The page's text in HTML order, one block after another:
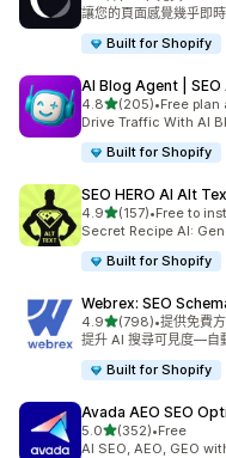
讓您的頁面感覺幾乎即
Built for Shopify
AI Blog Agent |
4.8滿分 5 顆星
(205)
共有 205 則評價
•Free plan
Drive Traffic With AI
Built for Shopify
SEO HERO AI Alt
4.9滿分 5 顆星
(157)
共有 157 則評價
•Free to
Secret Recipe AI:
Built for Shopify
Webrex: SEO
4.9滿分 5 顆星
(798)
共有 798 則評價
•提供免費
提升 AI 搜尋可見度—自
Built for Shopify
Avada AEO SEO
5.0滿分 5 顆星
(352)
共有 352 則評價
•Free
AI SEO, AEO, GEO